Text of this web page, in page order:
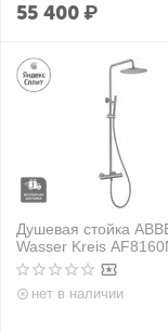
55 400₽
Душевая стойка
Wasser Kreis
термостатом без
никель
нет в наличии